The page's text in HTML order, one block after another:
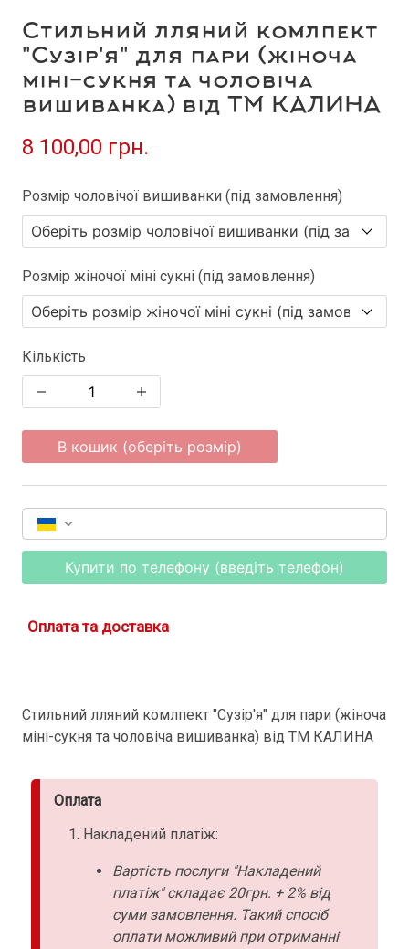
Стильний лляний комлпект
"Сузір'я" для пари (жіноча
міні-сукня та чоловіча
вишиванка) від ТМ КАЛИНА
8 100,00 грн.
Розмір чоловічої вишиванки (під замовлення)
Розмір жіночої міні сукні (під замовлення)
Кількість
В кошик (оберіть розмір)
Купити по телефону (введіть телефон)
Оплата та доставка
Стильний лляний комлпект "Сузір'я" для пари (жіноча
міні-сукня та чоловіча вишиванка) від ТМ КАЛИНА
Оплата
Накладений платіж:
Вартість послуги "Накладений
платіж" складає 20грн. + 2% від
суми замовлення. Такий спосіб
оплати можливий при отриманні